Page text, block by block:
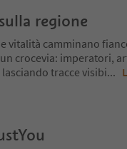
regione
vitalità camminano
crocevia: imperatori,
tracce visibi...